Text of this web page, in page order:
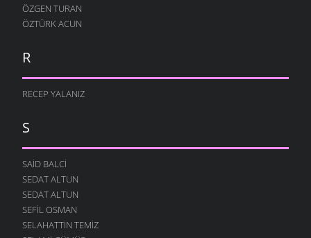
ÖZGEN TURAN
ÖZTÜRK ACUN
R
RECEP YALANIZ
S
SAID BALCI
SEDAT ALTUN
SEDAT ALTUN
SEFIL OSMAN
SELAHATTIN TEMIZ